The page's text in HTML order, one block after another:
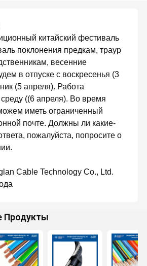
китайский фестиваль
поклонения предкам, траур
весенние
в отпуске с воскресенья (3
(5 апреля). Работа
((6 апреля). Во время
иметь ограниченный
почте. Должны ли какие-
пожалуйста, попросите о
Cable Technology Co., Ltd.
Продукты